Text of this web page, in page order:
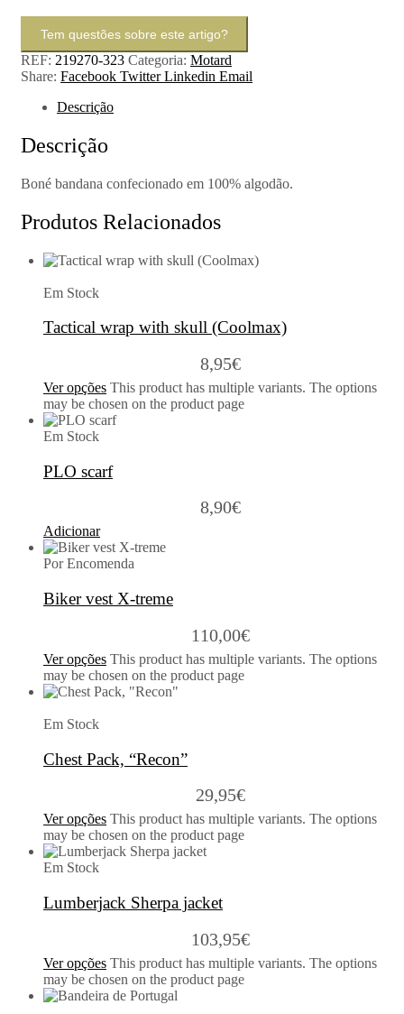
Tem questões sobre este artigo?
REF: 219270-323 Categoria: Motard
Share: Facebook Twitter Linkedin Email
Descrição
Descrição
Boné bandana confecionado em 100% algodão.
Produtos Relacionados
Em Stock
Tactical wrap with skull (Coolmax)
8,95€
Ver opções This product has multiple variants. The options
may be chosen on the product page
Em Stock
PLO scarf
8,90€
Adicionar
Por Encomenda
Biker vest X-treme
110,00€
Ver opções This product has multiple variants. The options
may be chosen on the product page
Em Stock
Chest Pack, “Recon”
29,95€
Ver opções This product has multiple variants. The options
may be chosen on the product page
Em Stock
Lumberjack Sherpa jacket
103,95€
Ver opções This product has multiple variants. The options
may be chosen on the product page